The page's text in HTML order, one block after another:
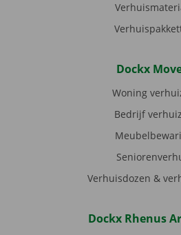
Dockx
Woning
Bedrijf
Verhuisdozen &
Dockx Rhenus